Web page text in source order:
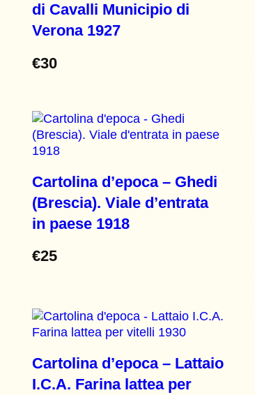
di Cavalli Municipio di
Verona 1927
€30
Cartolina d’epoca – Ghedi
(Brescia). Viale d’entrata
in paese 1918
€25
Cartolina d’epoca – Lattaio
I.C.A. Farina lattea per